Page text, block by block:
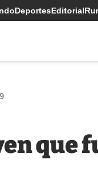
DeportesEditorial
que